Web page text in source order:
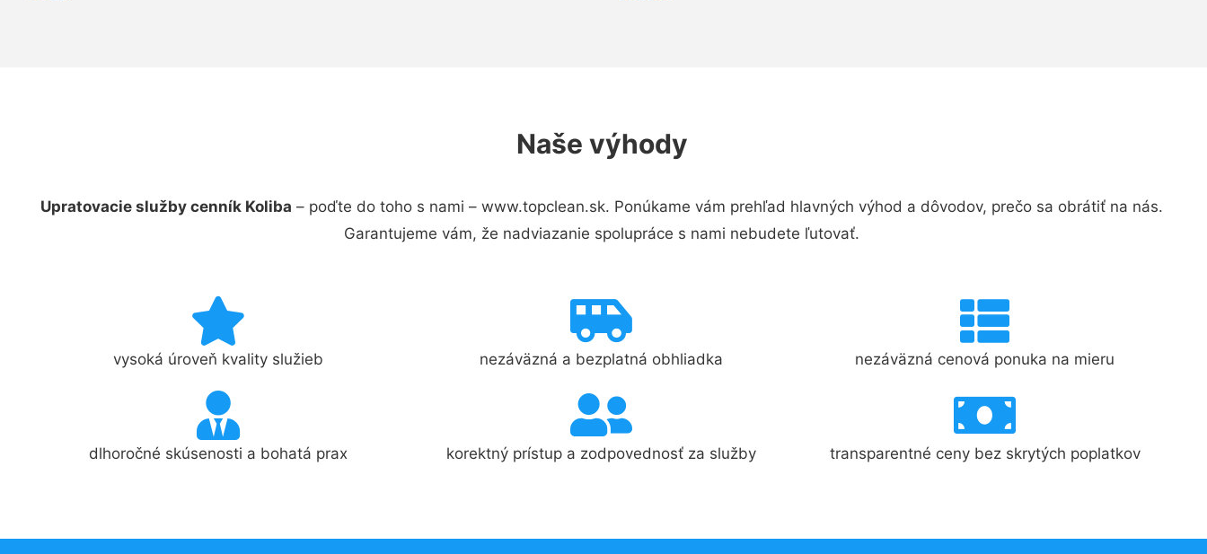
Naše výhody
Upratovacie služby cenník Koliba – poďte do toho s nami – www.topclean.sk. Ponúkame vám prehľad hlavných výhod a dôvodov, prečo sa obrátiť na nás.
Garantujeme vám, že nadviazanie spolupráce s nami nebudete ľutovať.
vysoká úroveň kvality služieb nezáväzná a bezplatná obhliadka nezáväzná cenová ponuka na mieru
dlhoročné skúsenosti a bohatá prax korektný prístup a zodpovednosť za služby transparentné ceny bez skrytých poplatkov